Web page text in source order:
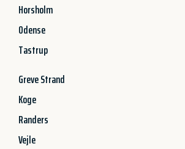
Horsholm
Odense
Tastrup
Greve Strand
Koge
Randers
Vejle